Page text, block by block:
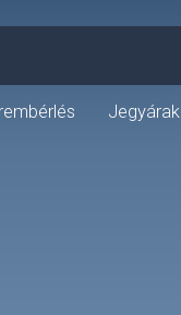
Jegyárak